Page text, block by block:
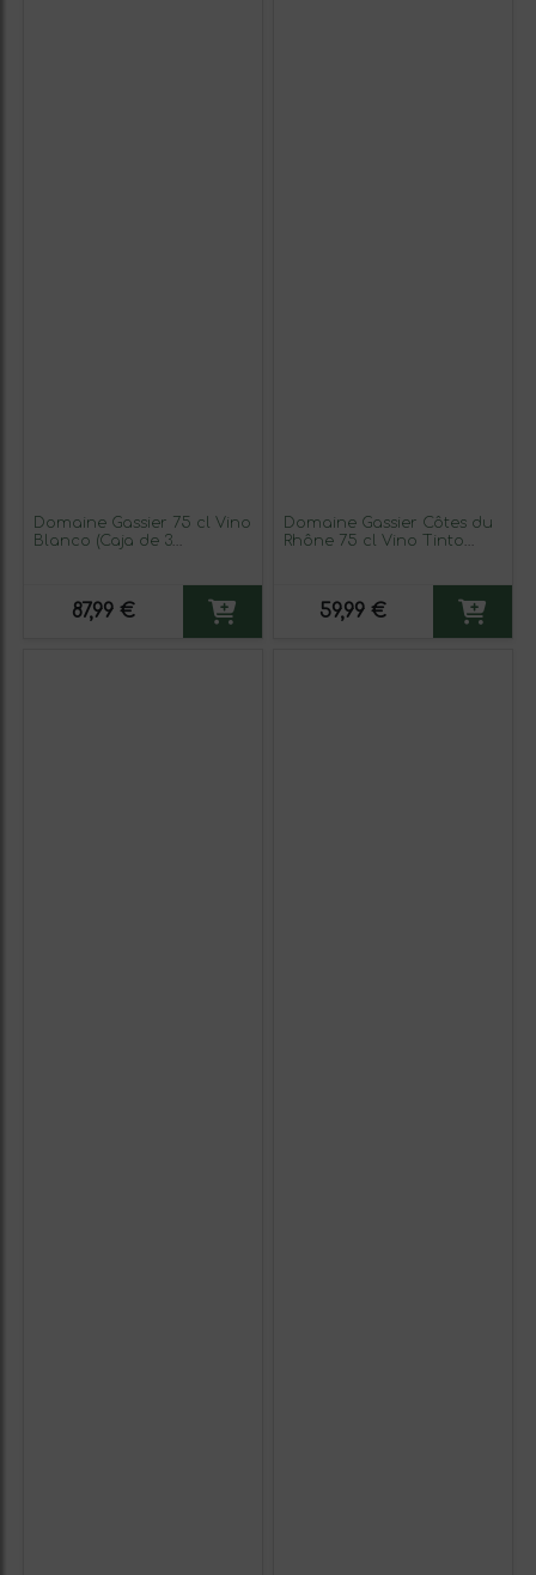
Domaine Gassier 75 cl Vino
Blanco (Caja de 3
87,99 €
Domaine Gassier Côtes du
Rhône 75 cl Vino Tinto
59,99 €